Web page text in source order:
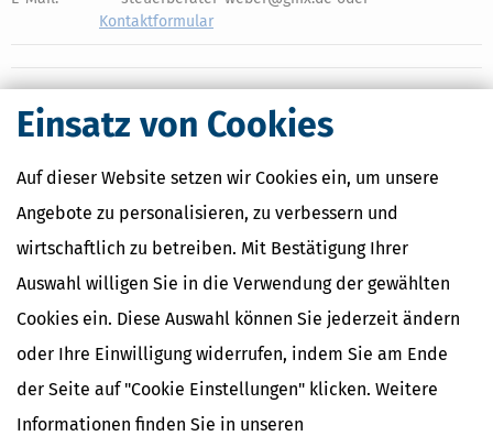
Einsatz von Cookies
Auf dieser Website setzen wir Cookies ein, um unsere
Angebote zu personalisieren, zu verbessern und
wirtschaftlich zu betreiben. Mit Bestätigung Ihrer
Auswahl willigen Sie in die Verwendung der gewählten
Cookies ein. Diese Auswahl können Sie jederzeit ändern
oder Ihre Einwilligung widerrufen, indem Sie am Ende
der Seite auf "Cookie Einstellungen" klicken. Weitere
Informationen finden Sie in unseren
Kontaktformular